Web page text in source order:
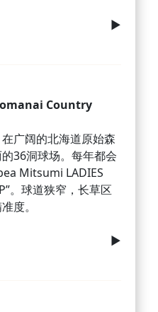
Country
广阔的北海道原始森
36洞球场。每年都会
Mitsumi LADIES
。球道狭窄，长草区
度。